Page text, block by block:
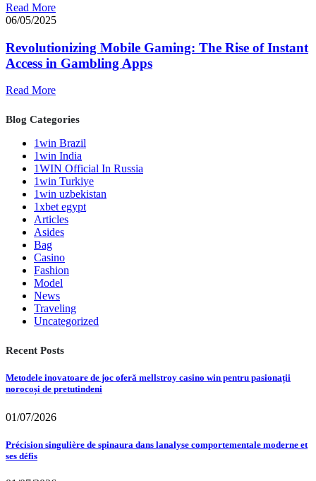
Read More
06/05/2025
Revolutionizing Mobile Gaming: The Rise of Instant
Access in Gambling Apps
Read More
Blog Categories
1win Brazil
1win India
1WIN Official In Russia
1win Turkiye
1win uzbekistan
1xbet egypt
Articles
Asides
Bag
Casino
Fashion
Model
News
Traveling
Uncategorized
Recent Posts
Metodele inovatoare de joc oferă mellstroy casino win pentru pasionații
norocoși de pretutindeni
01/07/2026
Précision singulière de spinaura dans lanalyse comportementale moderne et
ses défis